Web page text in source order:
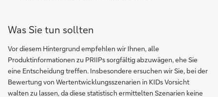
Hier
geht
es
weiter
zu
den
KIDs
Was Sie tun sollten
Vor diesem Hintergrund empfehlen wir Ihnen, alle
Produktinformationen zu PRIIPs sorgfältig abzuwägen, ehe Sie
eine Entscheidung treffen. Insbesondere ersuchen wir Sie, bei der
Bewertung von Wertentwicklungsszenarien in KIDs Vorsicht
walten zu lassen, da diese statistisch ermittelten Szenarien keine